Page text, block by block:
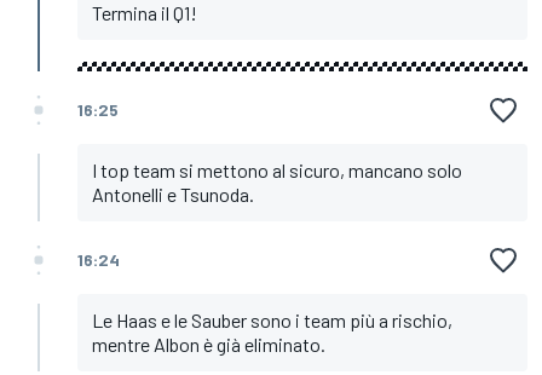
Termina il Q1!
16:25
I top team si mettono al sicuro, mancano solo
Antonelli e Tsunoda.
16:24
Le Haas e le Sauber sono i team più a rischio,
mentre Albon è già eliminato.